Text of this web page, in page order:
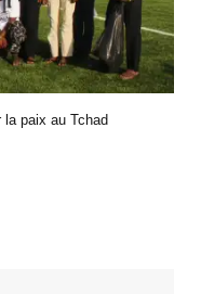
paix au Tchad